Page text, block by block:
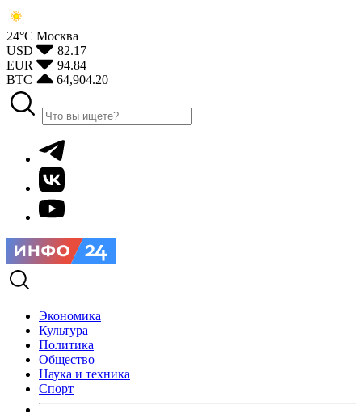
24°С Москва
USD
82.17
EUR
94.84
BTC
64,904.20
Экономика
Культура
Политика
Общество
Наука и техника
Спорт